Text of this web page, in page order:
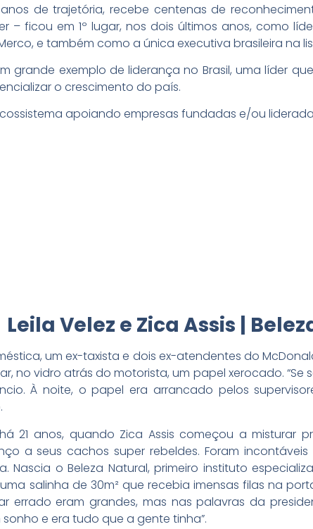
de trajetória, recebe centenas de
– ficou em 1º lugar, nos dois últimos anos, como
e também como a única executiva brasileira na
grande exemplo de liderança no Brasil, uma líder
o crescimento do país.
apoiando empresas fundadas e/ou
Leila Velez e Zica Assis |
um ex-taxista e dois ex-atendentes do
no vidro atrás do motorista, um papel xerocado. “Se
À noite, o papel era arrancado pelos
21 anos, quando Zica Assis começou a misturar
a seus cachos super rebeldes. Foram
Nascia o Beleza Natural, primeiro instituto
uma salinha de 30m² que recebia imensas filas na
errado eram grandes, mas nas palavras da
e era tudo que a gente tinha”.